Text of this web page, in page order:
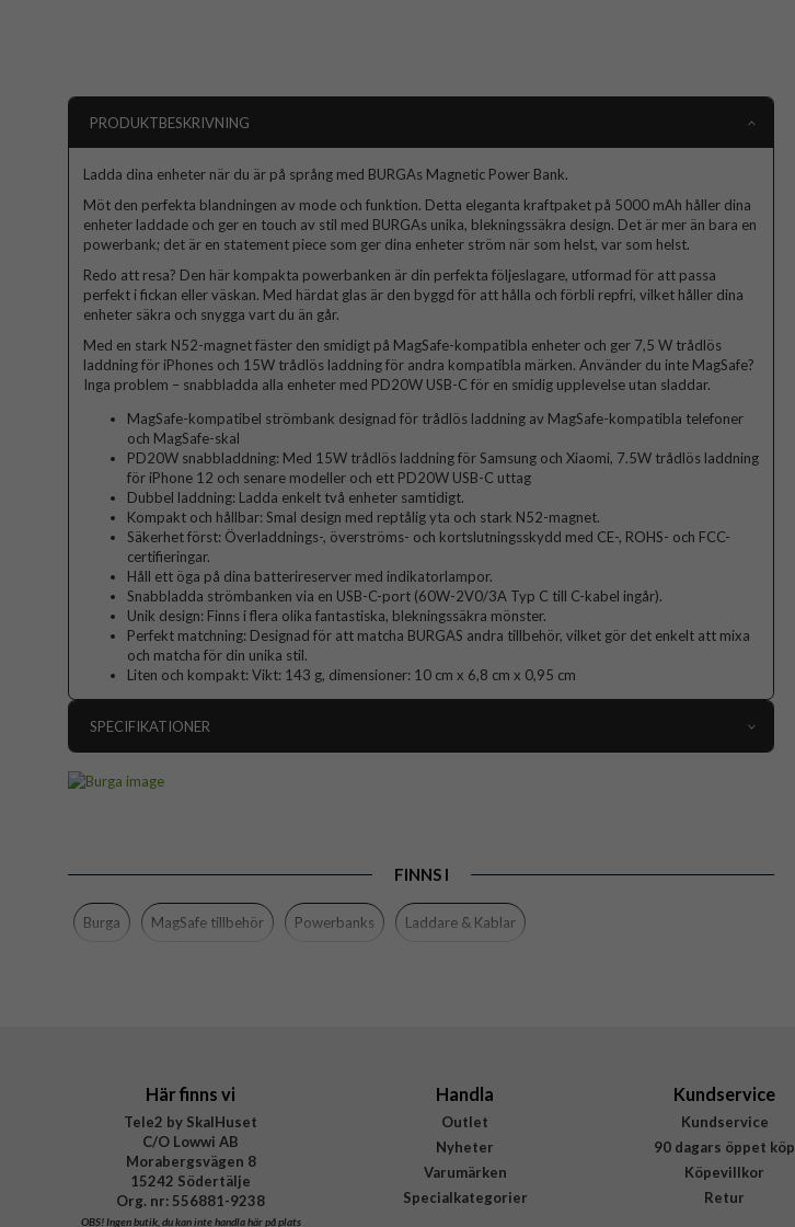
PRODUKTBESKRIVNING
Ladda dina enheter när du är på språng med BURGAs Magnetic Power Bank.
Möt den perfekta blandningen av mode och funktion. Detta eleganta kraftpaket på 5000 mAh håller dina
enheter laddade och ger en touch av stil med BURGAs unika, blekningssäkra design. Det är mer än bara en
powerbank; det är en statement piece som ger dina enheter ström när som helst, var som helst.
Redo att resa? Den här kompakta powerbanken är din perfekta följeslagare, utformad för att passa
perfekt i fickan eller väskan. Med härdat glas är den byggd för att hålla och förbli repfri, vilket håller dina
enheter säkra och snygga vart du än går.
Med en stark N52-magnet fäster den smidigt på MagSafe-kompatibla enheter och ger 7,5 W trådlös
laddning för iPhones och 15W trådlös laddning för andra kompatibla märken. Använder du inte MagSafe?
Inga problem – snabbladda alla enheter med PD20W USB-C för en smidig upplevelse utan sladdar.
MagSafe-kompatibel strömbank designad för trådlös laddning av MagSafe-kompatibla telefoner
och MagSafe-skal
PD20W snabbladdning: Med 15W trådlös laddning för Samsung och Xiaomi, 7.5W trådlös laddning
för iPhone 12 och senare modeller och ett PD20W USB-C uttag
Dubbel laddning: Ladda enkelt två enheter samtidigt.
Kompakt och hållbar: Smal design med reptålig yta och stark N52-magnet.
Säkerhet först: Överladdnings-, överströms- och kortslutningsskydd med CE-, ROHS- och FCC-
certifieringar.
Håll ett öga på dina batterireserver med indikatorlampor.
Snabbladda strömbanken via en USB-C-port (60W-2V0/3A Typ C till C-kabel ingår).
Unik design: Finns i flera olika fantastiska, blekningssäkra mönster.
Perfekt matchning: Designad för att matcha BURGAS andra tillbehör, vilket gör det enkelt att mixa
och matcha för din unika stil.
Liten och kompakt: Vikt: 143 g, dimensioner: 10 cm x 6,8 cm x 0,95 cm
SPECIFIKATIONER
Färg
Flerfärgad, Guld
Varumärke
FINNS I
Burga MagSafe tillbehör Powerbanks Laddare & Kablar
Här finns vi
Tele2 by SkalHuset
C/O Lowwi AB
Morabergsvägen 8
15242 Södertälje
Org. nr: 556881-9238
OBS!Ingen butik, du kan inte handla här på plats
Handla
Outlet
Nyheter
Varumärken
Specialkategorier
Kundservice
Kundservice
90 dagars öppet köp
Köpevillkor
Retur